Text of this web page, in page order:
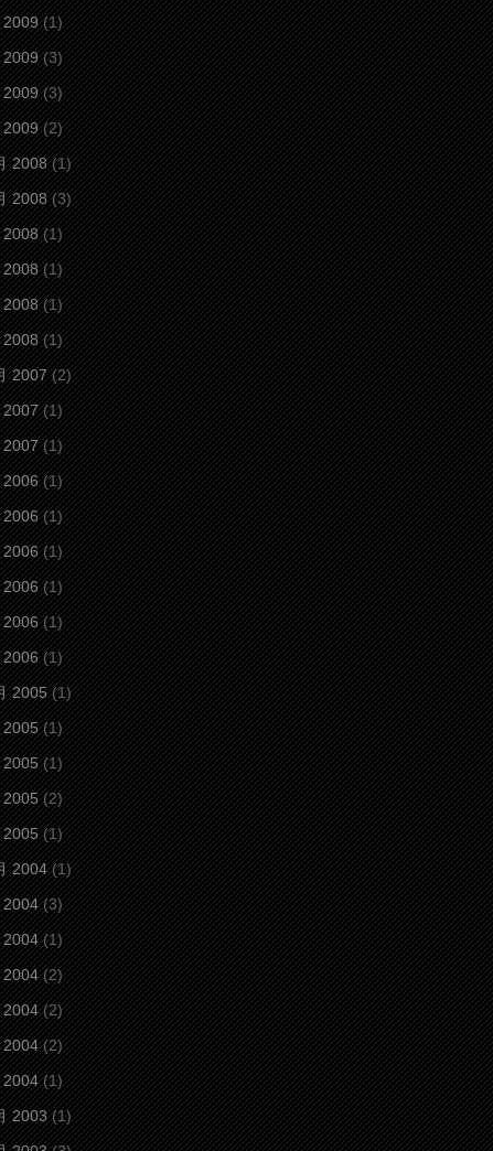
2009(1)
2009(3)
2009(3)
2009(2)
2008(1)
2008(3)
2008(1)
2008(1)
2008(1)
2008(1)
2007(2)
2007(1)
2007(1)
2006(1)
2006(1)
2006(1)
2006(1)
2006(1)
2006(1)
2005(1)
2005(1)
2005(1)
2005(2)
2005(1)
2004(1)
2004(3)
2004(1)
2004(2)
2004(2)
2004(2)
2004(1)
2003(1)